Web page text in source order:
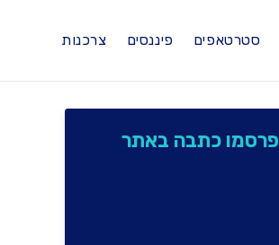
סטרטאפים פיננסים צרכנות
פרסמו כתבה באתר